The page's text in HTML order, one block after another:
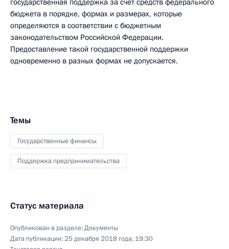
бюджета в порядке, формах и размерах, которые
определяются в соответствии с бюджетным
законодательством Российской Федерации.
Предоставление такой государственной поддержки
одновременно в разных формах не допускается.
Темы
Государственные финансы
Поддержка предпринимательства
Статус материала
Опубликован в разделе:Документы
Дата публикации:25 декабря 2018 года, 19:30